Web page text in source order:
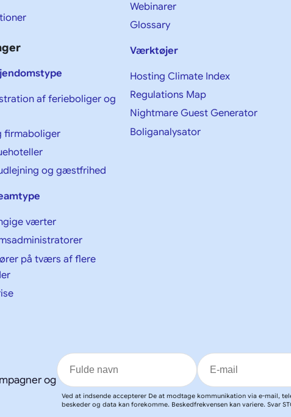
af ferieboliger og
firmaboliger
og gæstfrihed
værter
på tværs af flere
Webinarer
Glossary
Værktøjer
Hosting Climate Index
Regulations Map
Nightmare Guest Generator
Boliganalysator
og
Ved at indsende accepterer De at modtage kommunikation via e-mail,
beskeder og data kan forekomme. Beskedfrekvensen kan variere. Svar